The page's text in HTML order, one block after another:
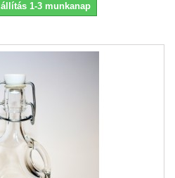
1-3 munkanap